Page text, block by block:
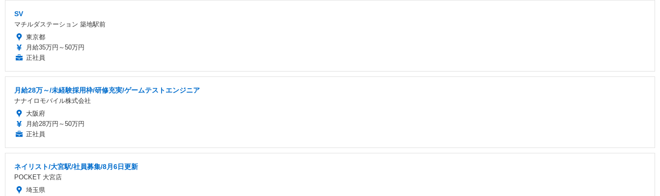
SV
マチルダステーション 築地駅前
東京都
月給35万円～50万円
正社員
月給28万～/未経験採用枠/研修充実/ゲームテストエンジニア
ナナイロモバイル株式会社
大阪府
月給28万円～50万円
正社員
ネイリスト/大宮駅/社員募集/8月6日更新
POCKET 大宮店
埼玉県